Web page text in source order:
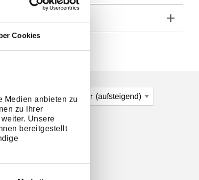
Cookies
Medien anbieten zu
zu Ihrer
Unsere
bereitgestellt